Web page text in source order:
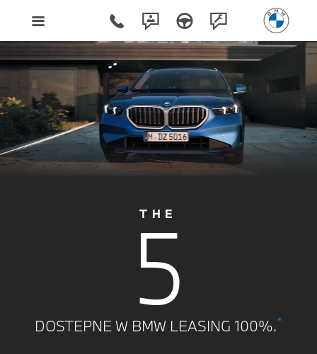
THE
5
DOSTEPNE W BMW LEASING 100%.*